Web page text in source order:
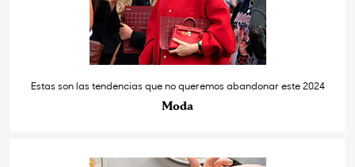
Estas son las tendencias que no queremos abandonar este 2024
Moda